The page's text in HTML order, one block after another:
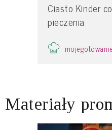
Ciasto Kinder
pieczenia
mojegotowanie
Materiały